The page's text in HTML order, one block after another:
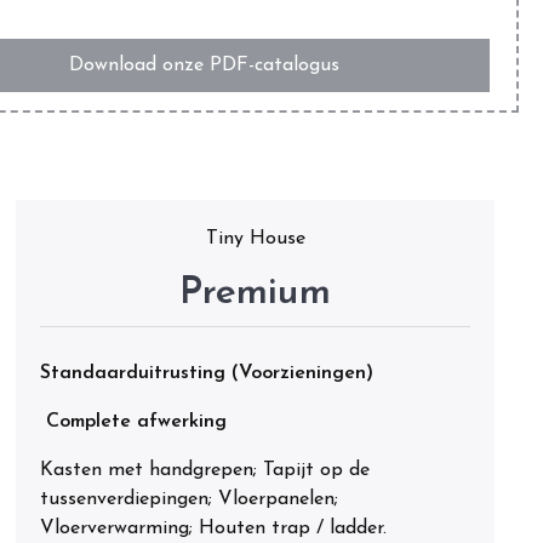
Download onze PDF-catalogus
Tiny House
Premium
Standaarduitrusting (Voorzieningen)
Complete afwerking
Kasten met handgrepen; Tapijt op de
tussenverdiepingen; Vloerpanelen;
Vloerverwarming; Houten trap / ladder.